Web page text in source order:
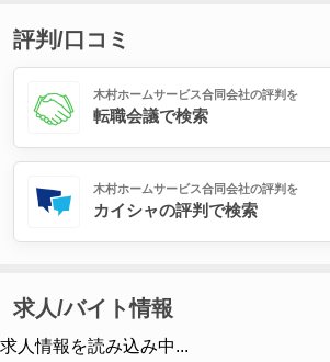
評判/口コミ
木村ホームサービス合同会社の評判を
転職会議で検索
木村ホームサービス合同会社の評判を
カイシャの評判で検索
求人/バイト情報
求人情報を読み込み中...